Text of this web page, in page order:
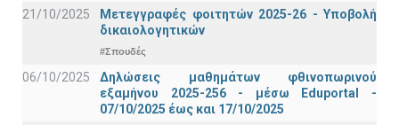
21/10/2025
Μετεγγραφές φοιτητών 2025-26 - Υποβολή
δικαιολογητικών
#Σπουδές
06/10/2025
Δηλώσεις μαθημάτων φθινοπωρινού
εξαμήνου 2025-256 - μέσω Εduportal -
07/10/2025 έως και 17/10/2025